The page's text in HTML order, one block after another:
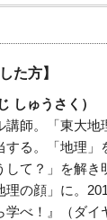
た方】
しゅうさく）
師。「東大地
する。「地理」
して？」を解
理の顔」に。
学べ！』（ダ